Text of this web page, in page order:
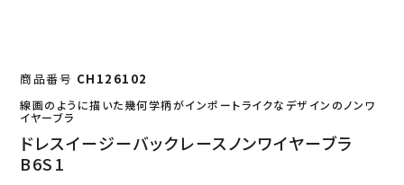
商品番号 CH126102
線画のように描いた幾何学柄がインポートライクなデザインのノンワ
イヤーブラ
ドレスイージーバックレースノンワイヤーブラ
B6S1